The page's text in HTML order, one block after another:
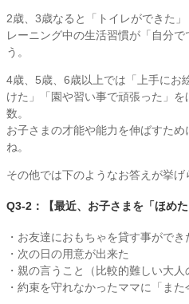
2歳、3歳なると「トイレができた
レーニング中の生活習慣が「自分
う。
4歳、5歳、6歳以上では「上手にお
けた」「園や習い事で頑張った」
数。
お子さまの才能や能力を伸ばすた
ね。
その他では下のようなお答えが挙げ
Q3-2：【最近、お子さまを「ほめ
・お友達におもちゃを貸す事ができ
・次の日の用意が出来た
・親の言うこと（比較的難しい大
・約束を守れなかったママに「ま